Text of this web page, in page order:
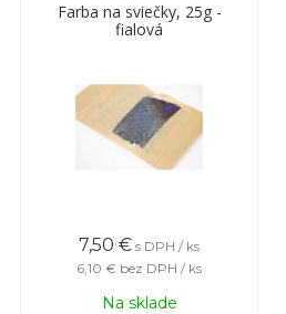
Farba na sviečky, 25g -
fialová
7,50 € s DPH / ks
6,10 € bez DPH / ks
Na sklade